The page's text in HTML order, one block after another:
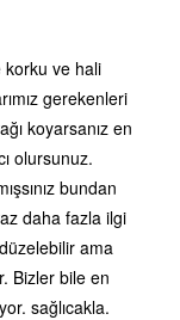
ve hali
gerekenleri
koyarsanız en
olursunuz.
bundan
daha fazla ilgi
ama
Bizler bile en
sağlıcakla.